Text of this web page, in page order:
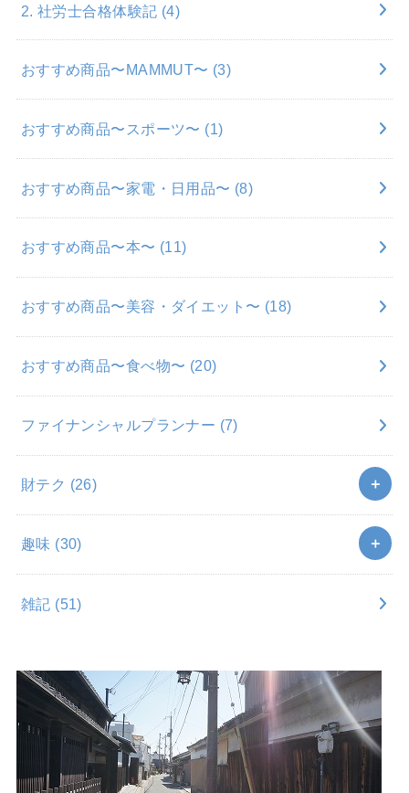
2. 社労士合格体験記 (4)
おすすめ商品〜MAMMUT〜 (3)
おすすめ商品〜スポーツ〜 (1)
おすすめ商品〜家電・日用品〜 (8)
おすすめ商品〜本〜 (11)
おすすめ商品〜美容・ダイエット〜 (18)
おすすめ商品〜食べ物〜 (20)
ファイナンシャルプランナー (7)
財テク (26)
趣味 (30)
雑記 (51)